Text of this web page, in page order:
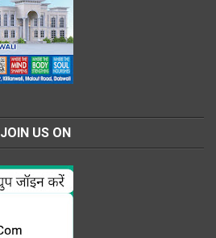
JOIN US ON